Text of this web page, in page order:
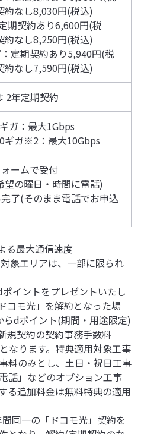
約なし8,030円(税込)
期契約あり6,600円(税
約なし8,250円(税込)
定期契約あり5,940円(税
約なし7,590円(税込)
2年定期契約
ガ：最大1Gbps
ギガ※2：最大10Gbps
ームで受付
の曜日・時間に電話)
了(そのまま電話でお申込
る最大通信速度
象エリアは、一部に限られ
イントをプレゼントいたし
コモ光」を解約となった場
dポイント(期間・用途限定)
規契約の契約事務手数料
なります。特典適用対象工事
料のみとし、土日・祝日工事
話」などのオプション工事
る追加料金は無料特典の適用
同一の「ドコモ光」契約を